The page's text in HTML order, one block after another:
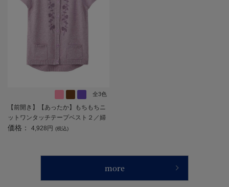
全3色
【前開き】【あったか】もちもちニ
ットワンタッチテープベスト２／婦
人用／レディース／高齢者／シニア
価格： 4,928円 (税込)
more